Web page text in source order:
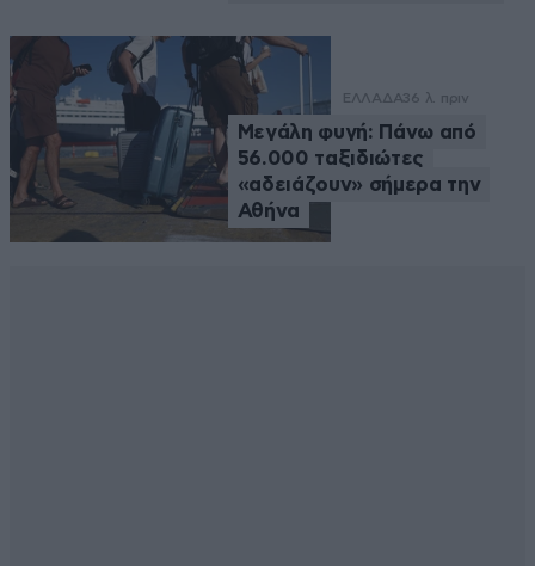
ΕΛΛΑΔΑ36 λ. πριν
Μεγάλη φυγή: Πάνω από
56.000 ταξιδιώτες
«αδειάζουν» σήμερα την
Αθήνα